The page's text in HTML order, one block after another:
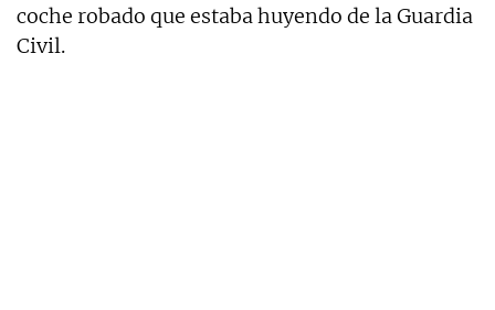
coche robado que estaba huyendo de la Guardia
Civil.